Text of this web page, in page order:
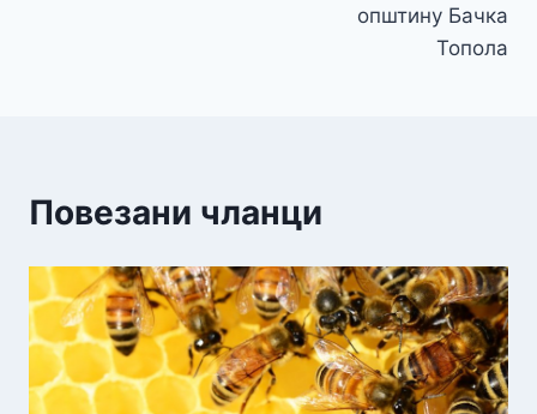
општину Бачка
Топола
Повезани чланци